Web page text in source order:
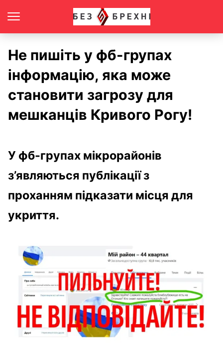
Не пишіть у фб-групах
інформацію, яка може
становити загрозу для
мешканців Кривого Рогу!
У фб-групах мікрорайонів
з’являються публікації з
проханням підказати місця для
укриття.